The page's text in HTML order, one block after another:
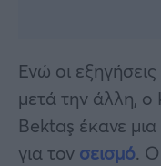
Ενώ οι
μετά την άλλη,
Bektaş έκανε
για τον σεισμό. Ο